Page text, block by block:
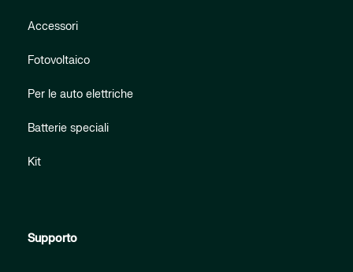
Accessori
Fotovoltaico
Per le auto elettriche
Batterie speciali
Kit
Supporto